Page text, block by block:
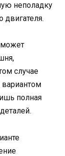
неполадку
двигателя.
может
случае
полная